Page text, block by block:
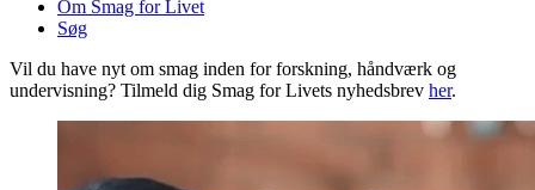
Om Smag for Livet
Søg
Vil du have nyt om smag inden for forskning, håndværk og
undervisning? Tilmeld dig Smag for Livets nyhedsbrev her.